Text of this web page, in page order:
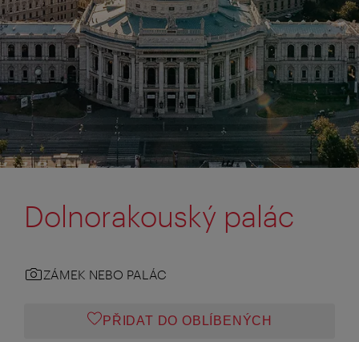
Dolnorakouský palác
ZÁMEK NEBO PALÁC
PŘIDAT DO OBLÍBENÝCH